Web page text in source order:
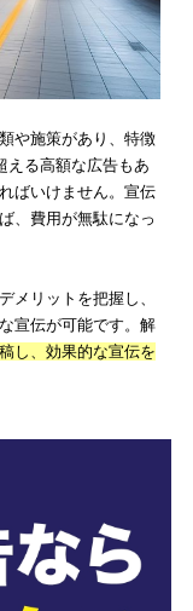
記事にて詳しく解説
ください。
(アドボッ